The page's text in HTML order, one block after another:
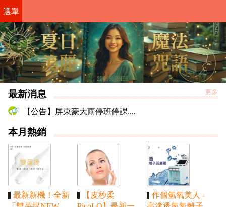
選單
最新消息 更多
【公告】屏東豪大雨停班停課....
本月熱銷
最新新機！全新
【皮秒柔
作個氫氧美人 -